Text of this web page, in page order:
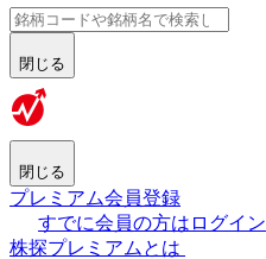
閉じる
閉じる
プレミアム会員登録
すでに会員の方はログイン
株探プレミアムとは